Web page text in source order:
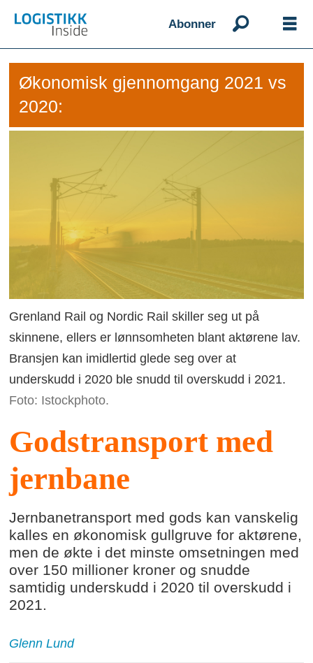
Abonner
Økonomisk gjennomgang 2021 vs
2020:
Grenland Rail og Nordic Rail skiller seg ut på
skinnene, ellers er lønnsomheten blant aktørene lav.
Bransjen kan imidlertid glede seg over at
underskudd i 2020 ble snudd til overskudd i 2021.
Foto: Istockphoto.
Godstransport med
jernbane
Jernbanetransport med gods kan vanskelig
kalles en økonomisk gullgruve for aktørene,
men de økte i det minste omsetningen med
over 150 millioner kroner og snudde
samtidig underskudd i 2020 til overskudd i
2021.
Glenn Lund